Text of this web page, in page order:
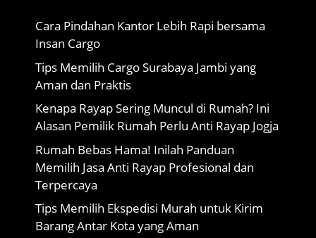
Cara Pindahan Kantor Lebih Rapi bersama
Insan Cargo
Tips Memilih Cargo Surabaya Jambi yang
Aman dan Praktis
Kenapa Rayap Sering Muncul di Rumah? Ini
Alasan Pemilik Rumah Perlu Anti Rayap Jogja
Rumah Bebas Hama! Inilah Panduan
Memilih Jasa Anti Rayap Profesional dan
Terpercaya
Tips Memilih Ekspedisi Murah untuk Kirim
Barang Antar Kota yang Aman